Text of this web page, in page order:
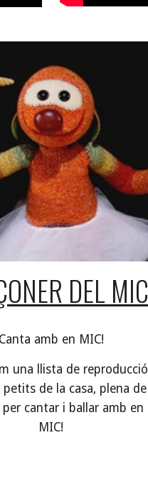
DEL MIC
Canta amb en MIC!
una llista de reproducció
petits de la casa, plena de
per cantar i ballar amb en
MIC!